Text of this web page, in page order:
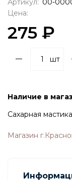
Артикул: 00-
Цена:
275 ₽
шт
Наличие в
Сахарная
Магазин